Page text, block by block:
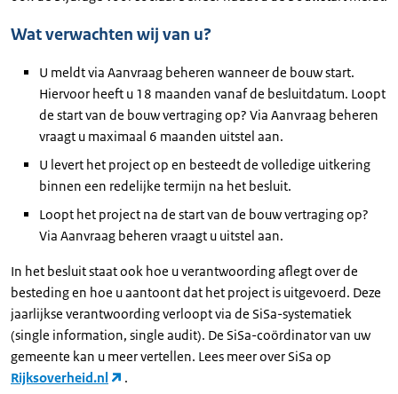
Wat verwachten wij van u?
U meldt via Aanvraag beheren wanneer de bouw start.
Hiervoor heeft u 18 maanden vanaf de besluitdatum. Loopt
de start van de bouw vertraging op? Via Aanvraag beheren
vraagt u maximaal 6 maanden uitstel aan.
U levert het project op en besteedt de volledige uitkering
binnen een redelijke termijn na het besluit.
Loopt het project na de start van de bouw vertraging op?
Via Aanvraag beheren vraagt u uitstel aan.
In het besluit staat ook hoe u verantwoording aflegt over de
besteding en hoe u aantoont dat het project is uitgevoerd. Deze
jaarlijkse verantwoording verloopt via de SiSa-systematiek
(single information, single audit). De SiSa-coördinator van uw
gemeente kan u meer vertellen. Lees meer over SiSa op
Rijksoverheid.nl
.